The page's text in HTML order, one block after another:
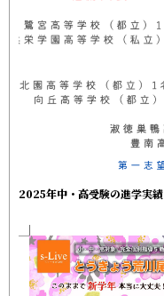
2025年中・高受験の進学実績